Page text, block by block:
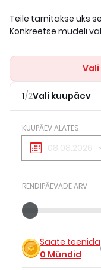
Teile tarnitakse üks
Konkreetse mudeli
1/2Vali kuupäev
KUUPÄEV ALATES
RENDIPÄEVADE ARV
Saate teenida
0 Mündid